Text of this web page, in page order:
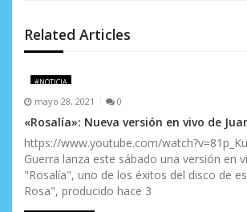
ó
n
d
e
e
n
t
Related Articles
#NOTICIA
mayo 28, 2021 0
«Rosalía»: Nueva versión en vivo de
https://www.youtube.com/
Guerra lanza este sábado una versión en
"Rosalía", uno de los éxitos del disco de
Rosa", producido hace 3